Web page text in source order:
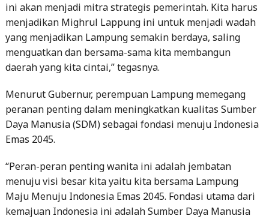
ini akan menjadi mitra strategis pemerintah. Kita harus
menjadikan Mighrul Lappung ini untuk menjadi wadah
yang menjadikan Lampung semakin berdaya, saling
menguatkan dan bersama-sama kita membangun
daerah yang kita cintai,” tegasnya.
Menurut Gubernur, perempuan Lampung memegang
peranan penting dalam meningkatkan kualitas Sumber
Daya Manusia (SDM) sebagai fondasi menuju Indonesia
Emas 2045.
“Peran-peran penting wanita ini adalah jembatan
menuju visi besar kita yaitu kita bersama Lampung
Maju Menuju Indonesia Emas 2045. Fondasi utama dari
kemajuan Indonesia ini adalah Sumber Daya Manusia